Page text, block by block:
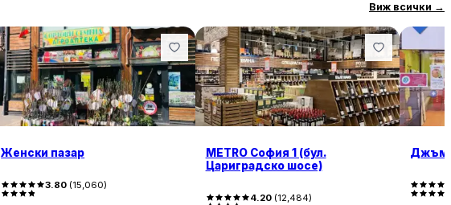
Виж всички →
Женски пазар
3.80 (15,060)
METRO София 1 (бул.
Цариградско шосе)
4.20(12,484)